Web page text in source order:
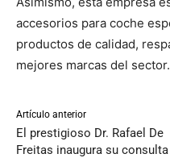
accesorios para coche
productos de calidad,
mejores marcas del sector.
Artículo anterior
El prestigioso Dr. Rafael De
Freitas inaugura su consulta